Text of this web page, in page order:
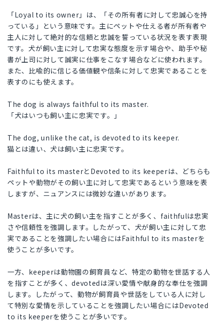
「Loyal to its owner」は、「その所有者に対して忠誠心を持
っている」という意味です。主にペットや仕える者が所有者や
主人に対して絶対的な信頼と忠誠を誓っている状況を表す表現
です。犬が飼い主に対して忠実な態度を示す場合や、助手や秘
書が上司に対して誠実に仕事をこなす場合などに使われます。
また、比喩的に信じる価値観や信条に対して忠実であることを
表すのにも使えます。
The dog is always faithful to its master.
「犬はいつも飼い主に忠実です。」
The dog, unlike the cat, is devoted to its keeper.
猫とは違い、犬は飼い主に忠実です。
Faithful to its masterとDevoted to its keeperは、どちらも
ペットや動物がその飼い主に対して忠実であるという意味を表
しますが、ニュアンスには微妙な違いがあります。
Masterは、主に犬の飼い主を指すことが多く、faithfulは忠実
さや信頼性を強調します。したがって、犬が飼い主に対して忠
実であることを強調したい場合にはFaithful to its masterを
使うことが多いです。
一方、keeperは動物園の飼育員など、特定の動物を世話する人
を指すことが多く、devotedは深い愛情や献身的な奉仕を強調
します。したがって、動物が飼育員や世話をしている人に対し
て特別な愛情を示していることを強調したい場合にはDevoted
to its keeperを使うことが多いです。